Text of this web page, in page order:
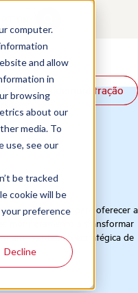
computer.
and allow
in
browsing
about our
media. To
use, see our
be tracked
cookie will be
preference
Decline
Solicite uma demonstração
Solicite uma demonstração
selecionada para oferecer a
monitoramento e transformar
uma vantagem estratégica de